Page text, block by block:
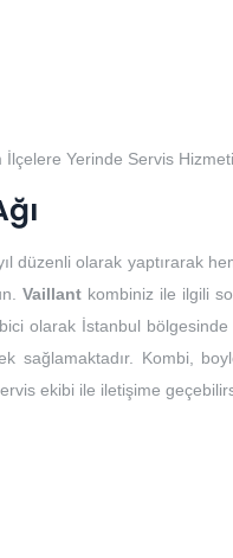
Yerinde Servis
düzenli olarak yaptırarak
Vaillant kombiniz ile ilgili
olarak İstanbul
sağlamaktadır. Kombi,
ekibi ile iletişime